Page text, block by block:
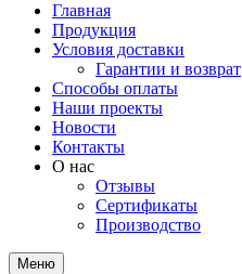
Главная
Продукция
Условия доставки
Гарантии и возврат
Способы оплаты
Наши проекты
Новости
Контакты
О нас
Отзывы
Сертификаты
Производство
Меню